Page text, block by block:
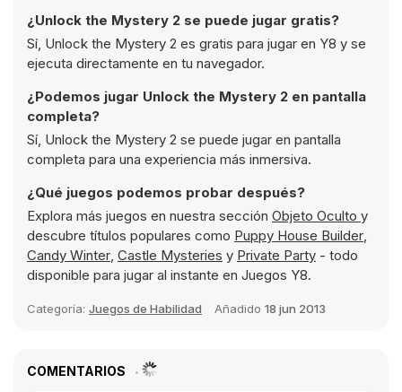
¿Unlock the Mystery 2 se puede jugar gratis?
Sí, Unlock the Mystery 2 es gratis para jugar en Y8 y se
ejecuta directamente en tu navegador.
¿Podemos jugar Unlock the Mystery 2 en pantalla
completa?
Sí, Unlock the Mystery 2 se puede jugar en pantalla
completa para una experiencia más inmersiva.
¿Qué juegos podemos probar después?
Explora más juegos en nuestra sección Objeto Oculto y
descubre títulos populares como Puppy House Builder,
Candy Winter, Castle Mysteries y Private Party - todo
disponible para jugar al instante en Juegos Y8.
Categoría: Juegos de Habilidad Añadido 18 jun 2013
COMENTARIOS